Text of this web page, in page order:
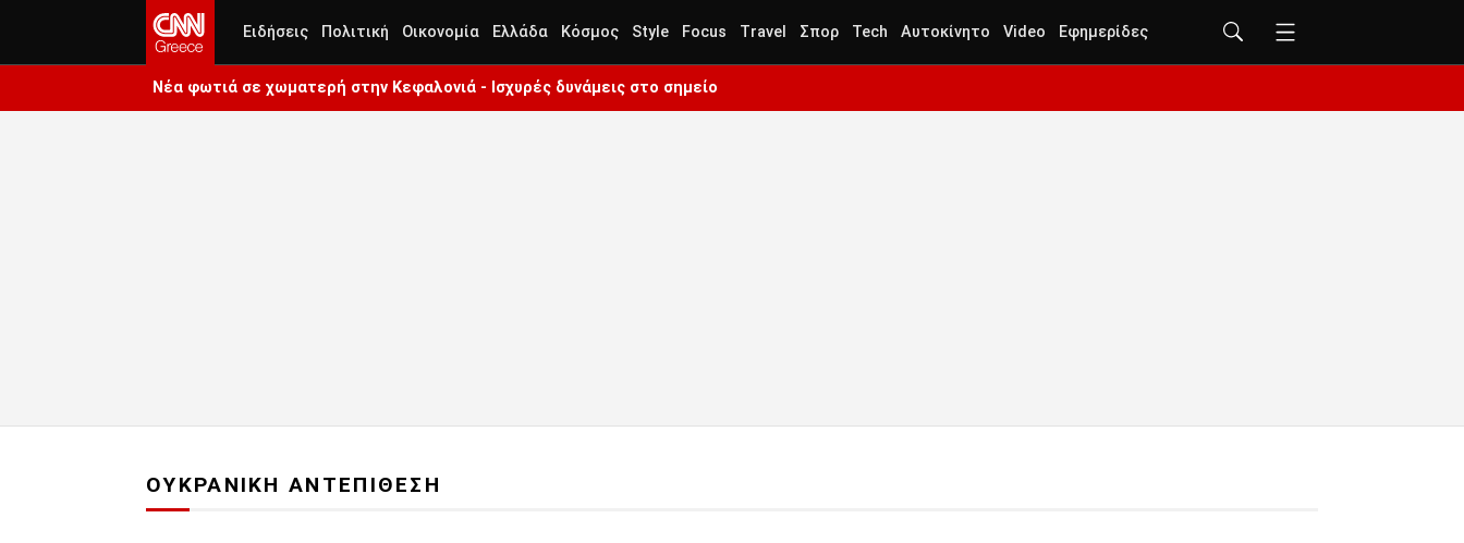
Ειδήσεις Πολιτική Οικονομία Ελλάδα Κόσμος Style Focus Travel Σπορ Tech Αυτοκίνητο Video Εφημερίδες
Νέα φωτιά σε χωματερή στην Κεφαλονιά - Ισχυρές δυνάμεις στο σημείο
ΟΥΚΡΑΝΙΚΗ ΑΝΤΕΠΙΘΕΣΗ